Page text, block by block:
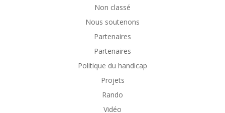
Non classé
Nous soutenons
Partenaires
Partenaires
Politique du handicap
Projets
Rando
Vidéo